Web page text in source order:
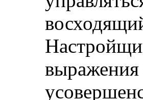
выражения